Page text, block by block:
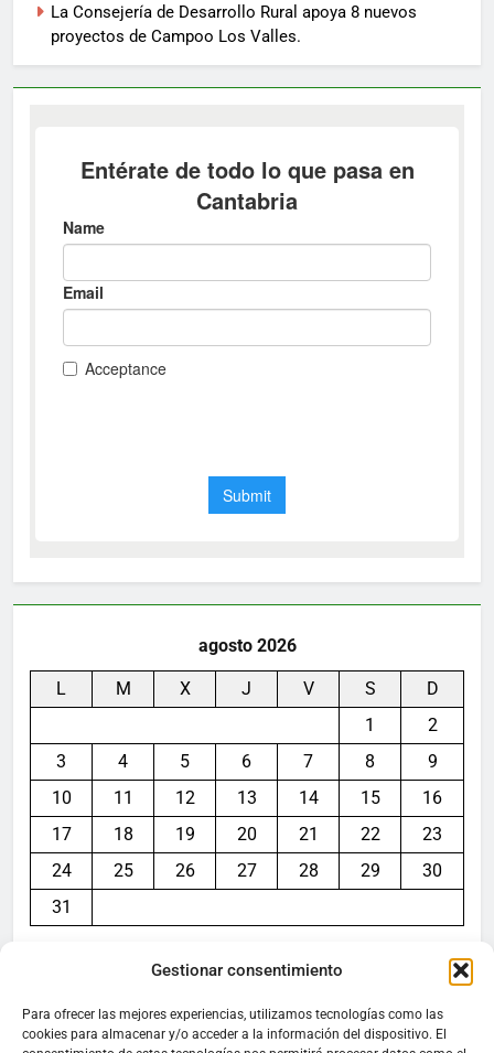
Gestionar consentimiento
Para ofrecer las mejores experiencias, utilizamos tecnologías como las
cookies para almacenar y/o acceder a la información del dispositivo. El
La Consejería de Desarrollo Rural apoya 8 nuevos
proyectos de Campoo Los Valles.
agosto 2026
L M X J V S
D
1
2
3
4 5 6 7 8
9
10
11 12 13 14 15
16
17
18 19 20 21 22
23
24
25 26 27 28 29
30
31
« Jul